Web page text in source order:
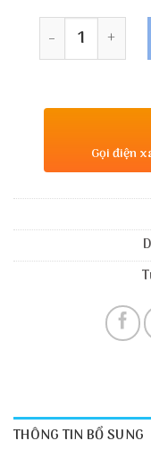
Số lượng
Gọi điện
THÔNG TIN BỔ SUNG